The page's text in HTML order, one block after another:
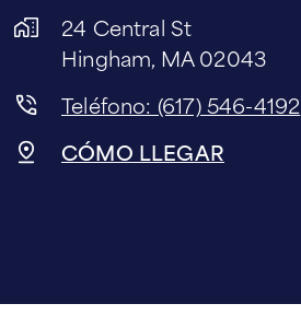
24 Central St
Hingham, MA 02043
Teléfono: (617) 546-4192
CÓMO LLEGAR